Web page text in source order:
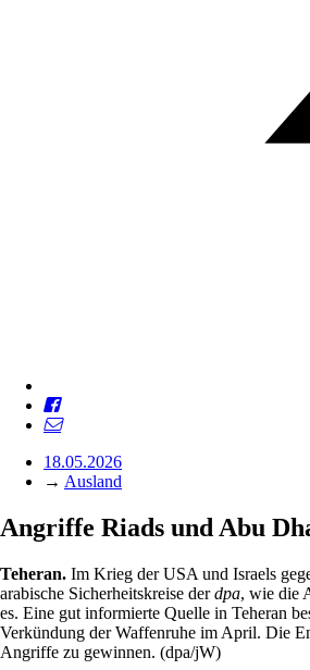
18.05.2026
→ Ausland
Angriffe Riads und Abu
Teheran. Im Krieg der USA und Israels
arabische Sicherheitskreise derdpa, wie die
es. Eine gut informierte Quelle in Teheran
Verkündung der Waffenruhe im April. Die
Angriffe zu gewinnen. (dpa/jW)